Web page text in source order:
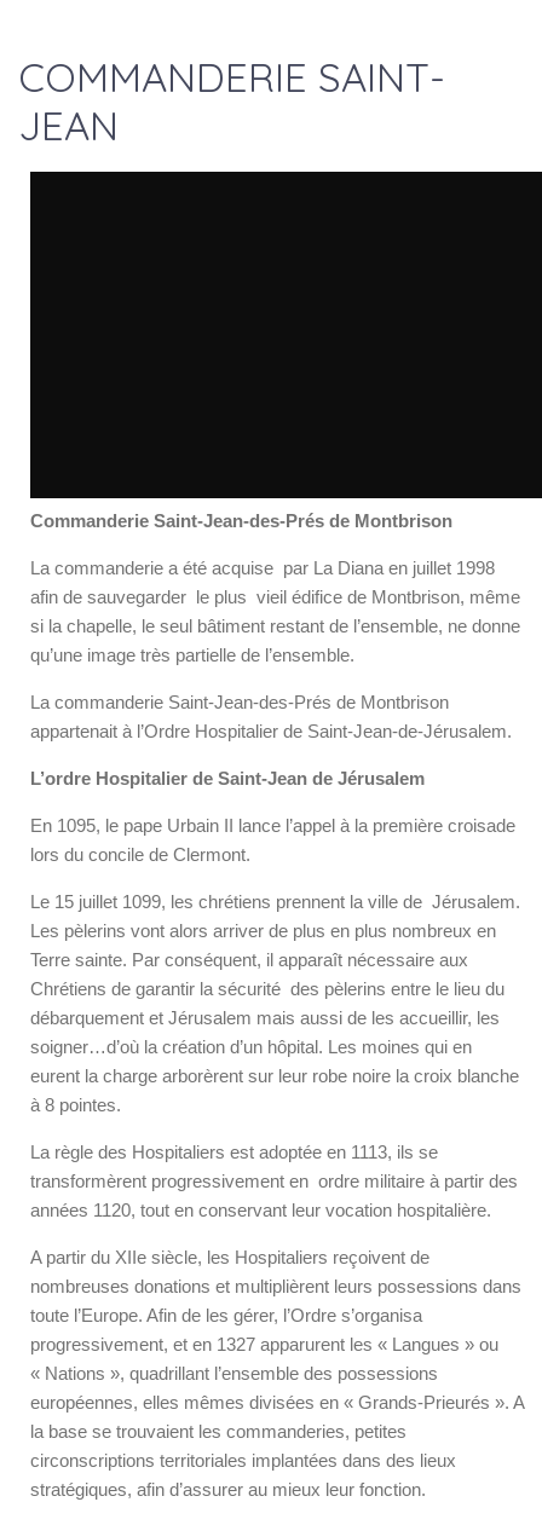
COMMANDERIE SAINT-
JEAN
Commanderie Saint-Jean-des-Prés de Montbrison
La commanderie a été acquise par La Diana en juillet 1998
afin de sauvegarder le plus vieil édifice de Montbrison, même
si la chapelle, le seul bâtiment restant de l’ensemble, ne donne
qu’une image très partielle de l’ensemble.
La commanderie Saint-Jean-des-Prés de Montbrison
appartenait à l’Ordre Hospitalier de Saint-Jean-de-Jérusalem.
L’ordre Hospitalier de Saint-Jean de Jérusalem
En 1095, le pape Urbain II lance l’appel à la première croisade
lors du concile de Clermont.
Le 15 juillet 1099, les chrétiens prennent la ville de Jérusalem.
Les pèlerins vont alors arriver de plus en plus nombreux en
Terre sainte. Par conséquent, il apparaît nécessaire aux
Chrétiens de garantir la sécurité des pèlerins entre le lieu du
débarquement et Jérusalem mais aussi de les accueillir, les
soigner…d’où la création d’un hôpital. Les moines qui en
eurent la charge arborèrent sur leur robe noire la croix blanche
à 8 pointes.
La règle des Hospitaliers est adoptée en 1113, ils se
transformèrent progressivement en ordre militaire à partir des
années 1120, tout en conservant leur vocation hospitalière.
A partir du XIIe siècle, les Hospitaliers reçoivent de
nombreuses donations et multiplièrent leurs possessions dans
toute l’Europe. Afin de les gérer, l’Ordre s’organisa
progressivement, et en 1327 apparurent les « Langues » ou
« Nations », quadrillant l’ensemble des possessions
européennes, elles mêmes divisées en « Grands-Prieurés ». A
la base se trouvaient les commanderies, petites
circonscriptions territoriales implantées dans des lieux
stratégiques, afin d’assurer au mieux leur fonction.